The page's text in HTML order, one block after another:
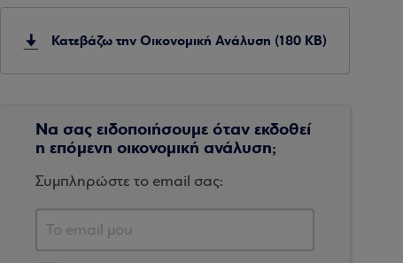
Κατεβάζω την Οικονομική Ανάλυση (180 KB)
Να σας ειδοποιήσουμε όταν εκδοθεί
η επόμενη οικονομική ανάλυση;
Συμπληρώστε το email σας: